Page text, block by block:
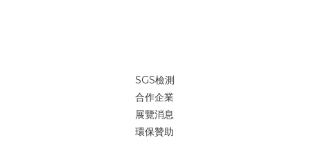
SGS檢測
合作企業
展覽消息
環保贊助